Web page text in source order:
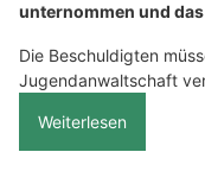
unternommen und
Die Beschuldigten
Jugendanwaltschaft
Weiterlesen